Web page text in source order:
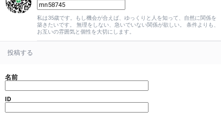
私は35歳です。もし機会が合えば、ゆっくりと人を知って、自然に関係を
築きたいです。 無理をしない、急いでいない関係が欲しい。 条件よりも、
お互いの雰囲気と個性を大切にします。
投稿する
名前
ID